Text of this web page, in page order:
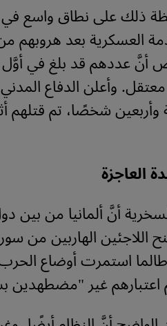
ذلك على نطاق واسع
العسكرية بعد هروبهم
أنَّ عددهم قد بلغ في أوَّل
معتقل. وأعلن الدفاع
شخصًا، تم قتلهم
العاجزة
أنَّ ألمانيا من بين
منح اللاجئين الهاربين
استمرت أوضاع الحرب
اعتبارهم غير